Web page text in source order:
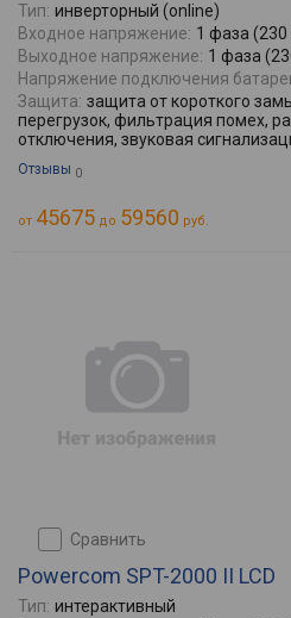
Тип: инверторный (online)
Входное напряжение: 1 фаза (230
Выходное напряжение: 1 фаза
Напряжение подключения
Защита: защита от короткого
перегрузок, фильтрация помех,
отключения, звуковая
Отзывы 0
от 45675 до 59560 руб.
сравнить
Powercom SPT-2000 II LCD
Тип: интерактивный